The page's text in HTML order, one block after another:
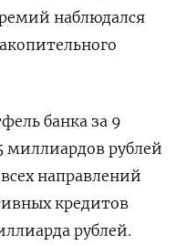
наблюдался
банка за 9
миллиардов рублей
направлений
кредитов
рублей.